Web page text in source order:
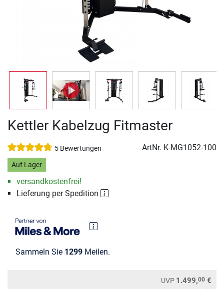
Kettler Kabelzug Fitmaster
5 Bewertungen ArtNr. K-MG1052-100
Auf Lager
versandkostenfrei!
Lieferung per Spedition
Sammeln Sie 1299 Meilen.
UVP 1.499,00 €